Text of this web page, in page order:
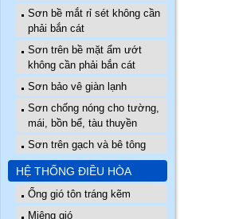
Sơn bề mắt rỉ sét không cần
phải bắn cát
Sơn trên bề mặt ẩm ướt
không cần phải bắn cát
Sơn bảo vê giàn lạnh
Sơn chống nóng cho tường,
mái, bồn bể, tàu thuyền
Sơn trên gạch và bê tông
HỆ THỐNG ĐIỀU HÒA
Ống gió tôn tráng kẽm
Miệng gió